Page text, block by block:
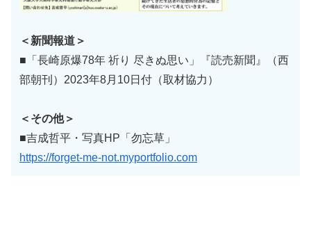
＜新聞報道＞
■「長崎原爆78年 祈り 尽きぬ思い」『読売新聞』（西
部朝刊）2023年8月10日付（取材協力）
＜その他＞
■吉成哲平・写真HP「勿忘草」
https://forget-me-not.myportfolio.com